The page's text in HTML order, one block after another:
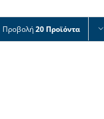
Προβολή20 Προϊόντα